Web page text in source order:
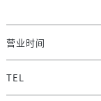
营业时间
TEL